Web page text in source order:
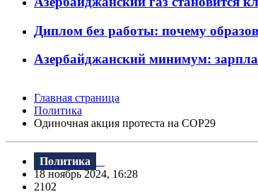
Диплом без работы: почему
Азербайджанский минимум:
Главная страница
Политика
Одиночная акция протеста на COP29
Политика
18 ноябрь 2024, 16:28
2102